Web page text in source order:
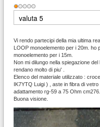
Valutazione
Valuta
Vi rendo partecipi della mia ultima
LOOP monoelemento per i 20m. ho
monoelemento per i 15m.
Non mi dilungo nella spiegazione
rendano molto di piu' .
Elenco del materiale utilizzato :
IK7YTQ Luigi ) , aste in fibra di
adattamento rg-59 a 75 Ohm cm276.
Buona visione.